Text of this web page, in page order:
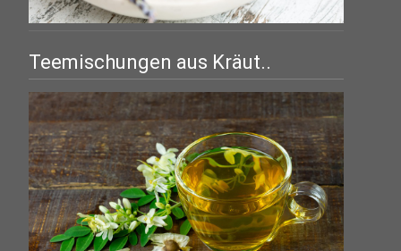
Teemischungen aus Kräut..